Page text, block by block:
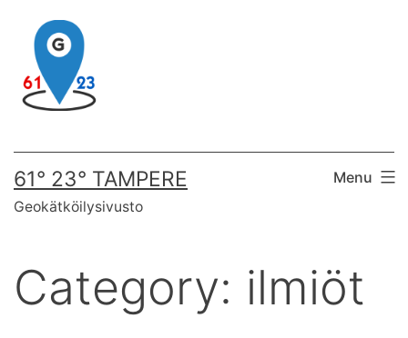
content
61° 23° TAMPERE
Geokätköilysivusto
Menu
Category: ilmiöt